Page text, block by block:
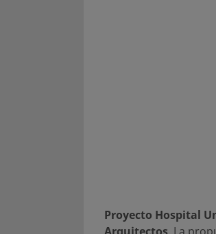
Proyecto Hospital